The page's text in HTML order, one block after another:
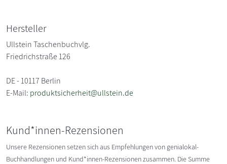
Hersteller
Ullstein Taschenbuchvlg.
Friedrichstraße 126
DE - 10117 Berlin
E-Mail: produktsicherheit@ullstein.de
Kund*innen-Rezensionen
Unsere Rezensionen setzen sich aus Empfehlungen von genialokal-
Buchhandlungen und Kund*innen-Rezensionen zusammen. Die Summe